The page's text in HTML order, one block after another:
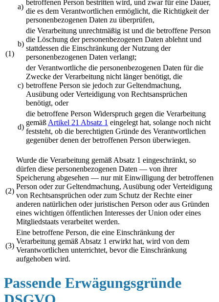
(1)
a)
betroffenen Person bestritten wird, und zwar für eine Dauer,
die es dem Verantwortlichen ermöglicht, die Richtigkeit der
personenbezogenen Daten zu überprüfen,
b)
die Verarbeitung unrechtmäßig ist und die betroffene Person
die Löschung der personenbezogenen Daten ablehnt und
stattdessen die Einschränkung der Nutzung der
personenbezogenen Daten verlangt;
c)
der Verantwortliche die personenbezogenen Daten für die
Zwecke der Verarbeitung nicht länger benötigt, die
betroffene Person sie jedoch zur Geltendmachung,
Ausübung oder Verteidigung von Rechtsansprüchen
benötigt, oder
d)
die betroffene Person Widerspruch gegen die Verarbeitung
gemäß Artikel 21 Absatz 1 eingelegt hat, solange noch nicht
feststeht, ob die berechtigten Gründe des Verantwortlichen
gegenüber denen der betroffenen Person überwiegen.
(2)
Wurde die Verarbeitung gemäß Absatz 1 eingeschränkt, so
dürfen diese personenbezogenen Daten — von ihrer
Speicherung abgesehen — nur mit Einwilligung der betroffenen
Person oder zur Geltendmachung, Ausübung oder Verteidigung
von Rechtsansprüchen oder zum Schutz der Rechte einer
anderen natürlichen oder juristischen Person oder aus Gründen
eines wichtigen öffentlichen Interesses der Union oder eines
Mitgliedstaats verarbeitet werden.
(3)
Eine betroffene Person, die eine Einschränkung der
Verarbeitung gemäß Absatz 1 erwirkt hat, wird von dem
Verantwortlichen unterrichtet, bevor die Einschränkung
aufgehoben wird.
Passende Erwägungsgründe